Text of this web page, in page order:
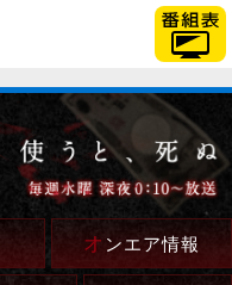
「TBSテレビ」トップペ
オ ンエア情報